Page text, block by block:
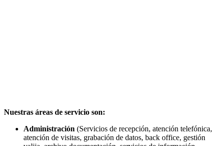
Nuestras áreas de servicio son:
Administración (Servicios de recepción, atención telefónica,
atención de visitas, grabación de datos, back office, gestión